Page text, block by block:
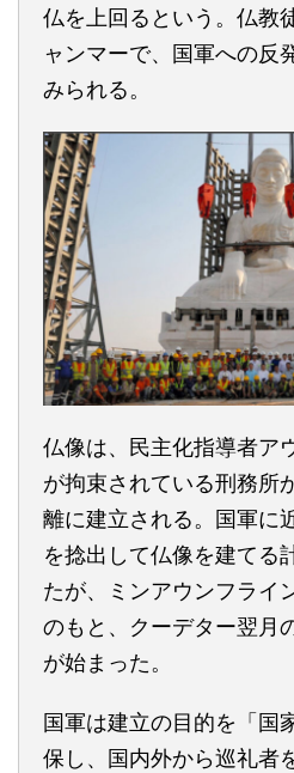
仏を上回るという。仏教
ャンマーで、国軍への反
みられる。
仏像は、民主化指導者ア
が拘束されている刑務所
離に建立される。国軍に
を捻出して仏像を建てる
たが、ミンアウンフライ
のもと、クーデター翌月
が始まった。
国軍は建立の目的を「国
保し、国内外から巡礼者